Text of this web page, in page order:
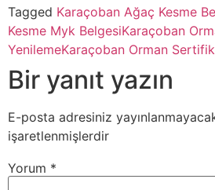
Tagged Karaçoban Ağaç Kesme
Kesme Myk BelgesiKaraçoban
YenilemeKaraçoban Orman
Bir yanıt yazın
E-posta adresiniz
işaretlenmişlerdir
Yorum *